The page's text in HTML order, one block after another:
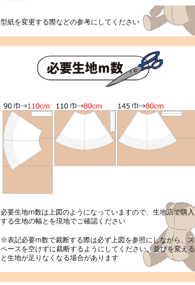
型紙を変更する際などの参考にしてください
必要生地m数は上図のようになっていますので、生地店で購入
する生地の幅とを現地でご確認ください
※表記必要m数で裁断する際は必ず上図を参照にしながら、ス
ペースを空けずに裁断するようにしてください。並びを変える
と生地が足りなくなる場合があります